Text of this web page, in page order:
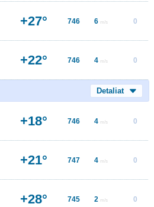
+27° 746 6 m/s 0
+22° 746 4 m/s 0
Detaliat
+18° 746 4 m/s 0
+21° 747 4 m/s 0
+28° 745 2 m/s 0